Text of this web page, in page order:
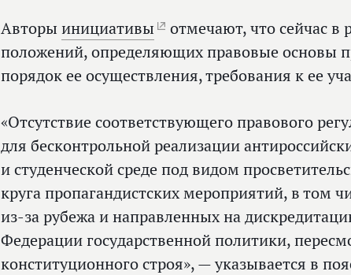
Авторы инициативы
отмечают, что сейчас в
положений, определяющих правовые основы
порядок ее осуществления, требования к ее
«Отсутствие соответствующего правового
для бесконтрольной реализации
и студенческой среде под видом
круга пропагандистских мероприятий, в том
из‑за рубежа и направленных на
Федерации государственной политики,
конституционного строя», — указывается в